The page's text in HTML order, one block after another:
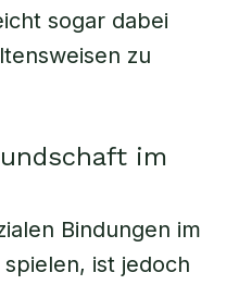
sogar dabei
zu
im
Bindungen im
ist jedoch